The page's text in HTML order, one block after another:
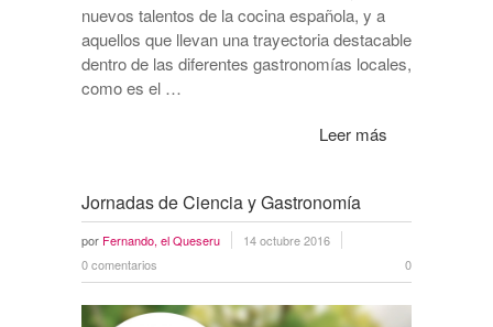
nuevos talentos de la cocina española, y a
aquellos que llevan una trayectoria destacable
dentro de las diferentes gastronomías locales,
como es el …
Leer más
Jornadas de Ciencia y Gastronomía
por Fernando, el Queseru
14 octubre 2016
0 comentarios
0